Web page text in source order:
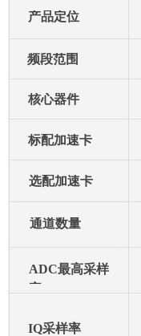
产品定位
ADC最高采样
率
频段范围
核心器件
标配加速卡
选配加速卡
通道数量
IQ采样率